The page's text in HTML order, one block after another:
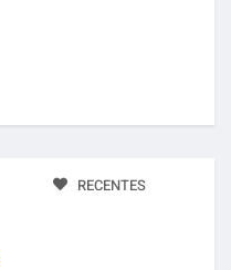
RECENTES